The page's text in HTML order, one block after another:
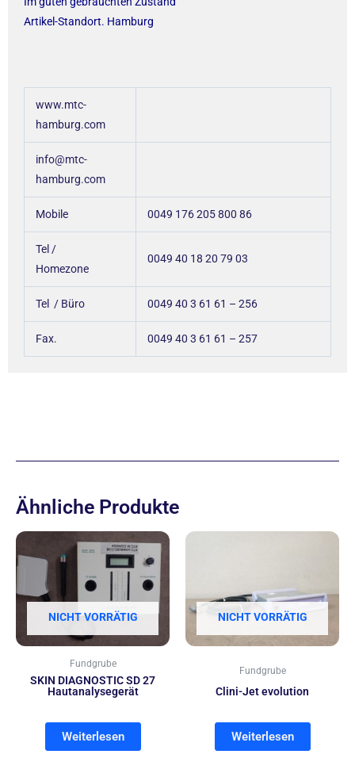
Artikel-Standort. Hamburg
www.mtc-
hamburg.com
info@mtc-
hamburg.com
Mobile 0049 176 205 800 86
Tel /
Homezone
0049 40 18 20 79 03
Tel / Büro 0049 40 3 61 61 – 256
Fax. 0049 40 3 61 61 – 257
Ähnliche Produkte
NICHT VORRÄTIG
Fundgrube
SKIN DIAGNOSTIC SD 27
Hautanalysegerät
Weiterlesen
NICHT VORRÄTIG
Fundgrube
Clini-Jet evolution
Weiterlesen